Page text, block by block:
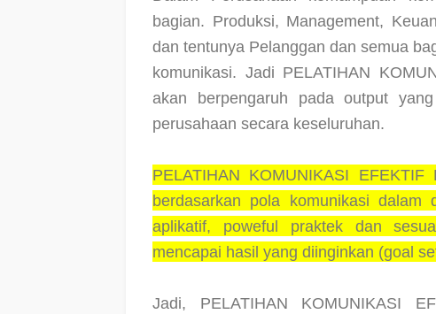
bagian. Produksi, Management,
dan tentunya Pelanggan dan semua
komunikasi. Jadi PELATIHAN
akan berpengaruh pada output
perusahaan secara keseluruhan.
PELATIHAN KOMUNIKASI
berdasarkan pola komunikasi
aplikatif, poweful praktek dan
mencapai hasil yang diinginkan (goal
Jadi, PELATIHAN KOMUNIKASI